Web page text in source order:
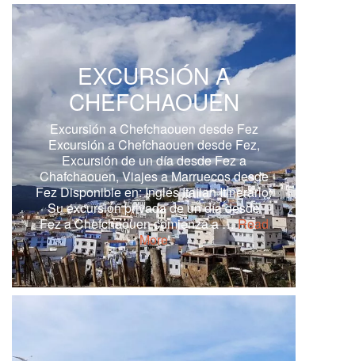
EXCURSIÓN A
CHEFCHAOUEN
Excursión a Chefchaouen desde Fez
Excursión a Chefchaouen desde Fez,
Excursión de un día desde Fez a
Chafchaouen, Viajes a Marruecos desde
Fez Disponible en: Inglés Italian Itinerario:
Su excursión privada de un día desde
Fez a Chefchaouen comienza a …Read
More